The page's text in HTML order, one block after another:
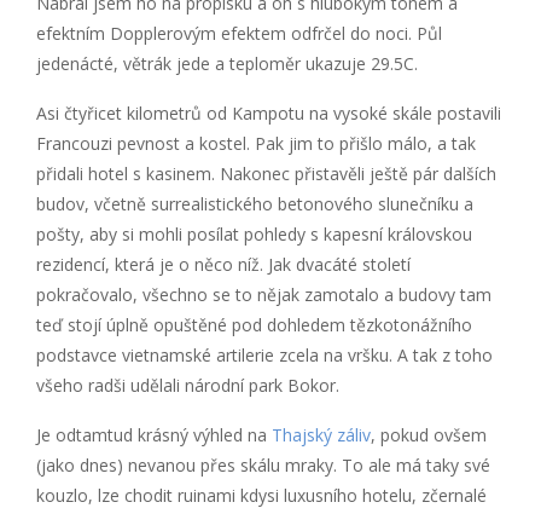
efektním Dopplerovým efektem odfrčel do noci. Půl
jedenácté, větrák jede a teploměr ukazuje 29.5C.
Asi čtyřicet kilometrů od Kampotu na vysoké skále postavili
Francouzi pevnost a kostel. Pak jim to přišlo málo, a tak
přidali hotel s kasinem. Nakonec přistavěli ještě pár dalších
budov, včetně surrealistického betonového slunečníku a
pošty, aby si mohli posílat pohledy s kapesní královskou
rezidencí, která je o něco níž. Jak dvacáté století
pokračovalo, všechno se to nějak zamotalo a budovy tam
teď stojí úplně opuštěné pod dohledem tězkotonážního
podstavce vietnamské artilerie zcela na vršku. A tak z toho
všeho radši udělali národní park Bokor.
Je odtamtud krásný výhled na Thajský záliv, pokud ovšem
(jako dnes) nevanou přes skálu mraky. To ale má taky své
kouzlo, lze chodit ruinami kdysi luxusního hotelu, zčernalé